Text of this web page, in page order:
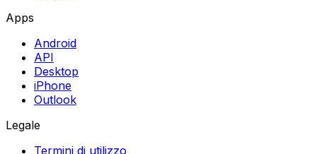
Apps
Android
API
Desktop
iPhone
Outlook
Legale
Termini di utilizzo